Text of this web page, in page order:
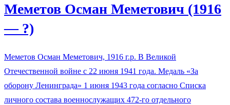
Меметов Осман Меметович (1916
— ?)
Меметов Осман Меметович, 1916 г.р. В Великой
Отечественной войне с 22 июня 1941 года. Медаль «За
оборону Ленинграда» 1 июня 1943 года согласно Списка
личного состава военнослужащих 472-го отдельного